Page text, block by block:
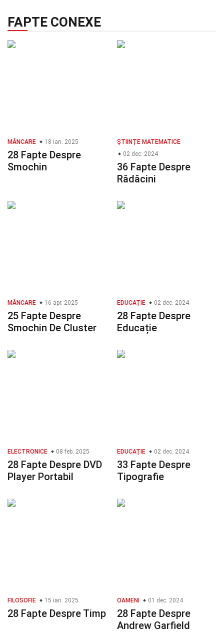
FAPTE CONEXE
MÂNCARE 18 ian. 2025
28 Fapte Despre
Smochin
ȘTIINȚE MATEMATICE
02 dec. 2024
36 Fapte Despre
Rădăcini
MÂNCARE 16 apr. 2025
25 Fapte Despre
Smochin De Cluster
EDUCAȚIE 02 dec. 2024
28 Fapte Despre
Educație
ELECTRONICE 08 feb. 2025
28 Fapte Despre DVD
Player Portabil
EDUCAȚIE 02 dec. 2024
33 Fapte Despre
Tipografie
FILOSOFIE 15 ian. 2025
28 Fapte Despre Timp
OAMENI 01 dec. 2024
28 Fapte Despre
Andrew Garfield